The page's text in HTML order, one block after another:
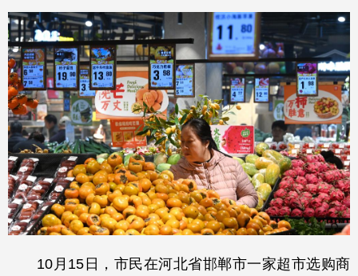
10月15日，市民在河北省邯郸市一家超市选购商